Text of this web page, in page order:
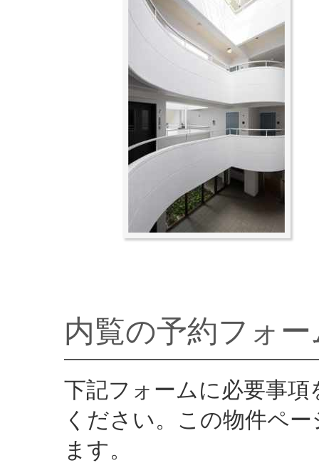
内覧の予約フォー
下記フォームに必要事
ください。この物件ペ
ます。